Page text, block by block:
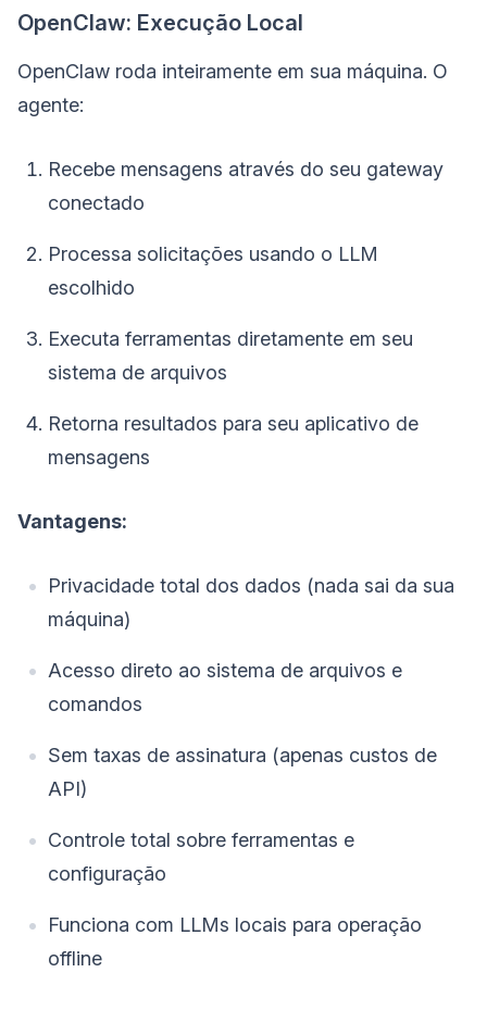
OpenClaw: Execução Local
OpenClaw roda inteiramente em sua máquina. O
agente:
Recebe mensagens através do seu gateway
conectado
Processa solicitações usando o LLM
escolhido
Executa ferramentas diretamente em seu
sistema de arquivos
Retorna resultados para seu aplicativo de
mensagens
Vantagens:
Privacidade total dos dados (nada sai da sua
máquina)
Acesso direto ao sistema de arquivos e
comandos
Sem taxas de assinatura (apenas custos de
API)
Controle total sobre ferramentas e
configuração
Funciona com LLMs locais para operação
offline